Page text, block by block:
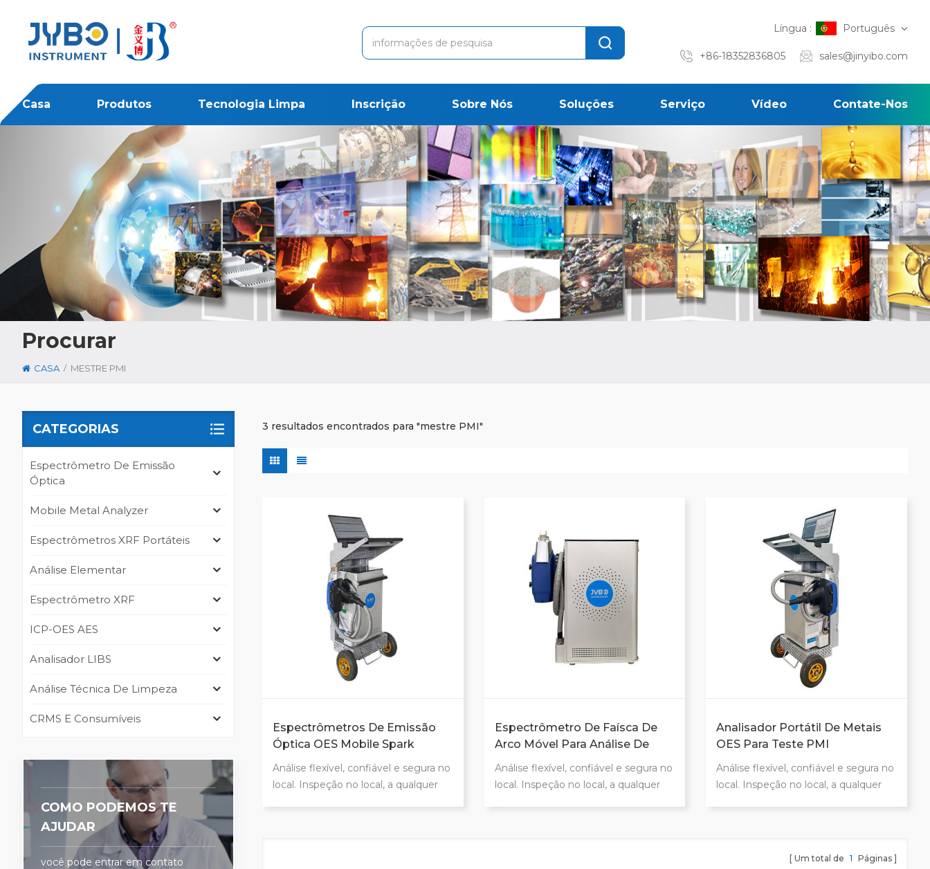
Língua : Português
+86-18352836805 sales@jinyibo.com
Casa Produtos Tecnologia Limpa Inscrição Sobre Nós Soluções Serviço Vídeo Contate-Nos
Procurar
CASA / MESTRE PMI
CATEGORIAS
Espectrômetro De Emissão
Óptica
Mobile Metal Analyzer
Espectrômetros XRF Portáteis
Análise Elementar
Espectrômetro XRF
ICP-OES AES
Analisador LIBS
Análise Técnica De Limpeza
CRMS E Consumíveis
COMO PODEMOS TE
AJUDAR
você pode entrar em contato
3 resultados encontrados para "mestre PMI"
Espectrômetros De Emissão
Óptica OES Mobile Spark
Análise flexível, confiável e segura no
local. Inspeção no local, a qualquer
Espectrômetro De Faísca De
Arco Móvel Para Análise De
Metais
Análise flexível, confiável e segura no
local. Inspeção no local, a qualquer
Analisador Portátil De Metais
OES Para Teste PMI
Análise flexível, confiável e segura no
local. Inspeção no local, a qualquer
Um total de 1 Páginas